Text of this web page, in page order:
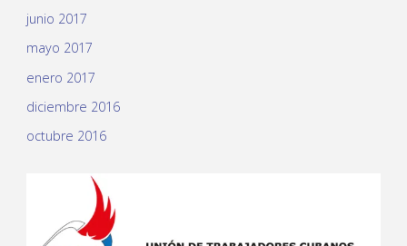
junio 2017
mayo 2017
enero 2017
diciembre 2016
octubre 2016